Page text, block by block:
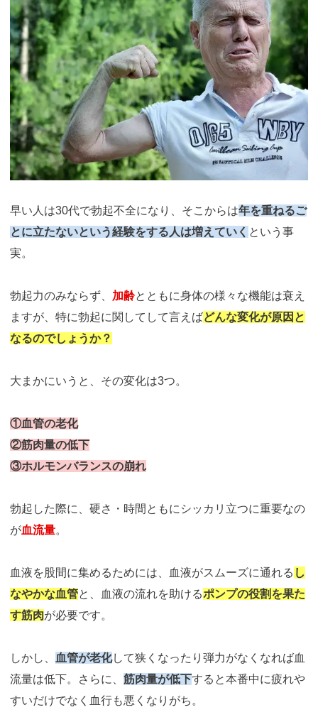
早い人は30代で勃起不全になり、そこからは年を重ねるご
とに立たないという経験をする人は増えていく という事
実。
勃起力のみならず、 加齢とともに身体の様々な機能は衰え
ますが、特に勃起に関してして言えばどんな変化が原因と
なるのでしょうか？
大まかにいうと、その変化は3つ。
①血管の老化
②筋肉量の低下
③ホルモンバランスの崩れ
勃起した際に、硬さ・時間ともにシッカリ立つに重要なの
が血流量。
血液を股間に集めるためには、血液がスムーズに通れる し
なやかな血管と、血液の流れを助けるポンプの役割を果た
す筋肉が必要です。
しかし、 血管が老化して狭くなったり弾力がなくなれば血
流量は低下。さらに、 筋肉量が低下すると本番中に疲れや
すいだけでなく血行も悪くなりがち。